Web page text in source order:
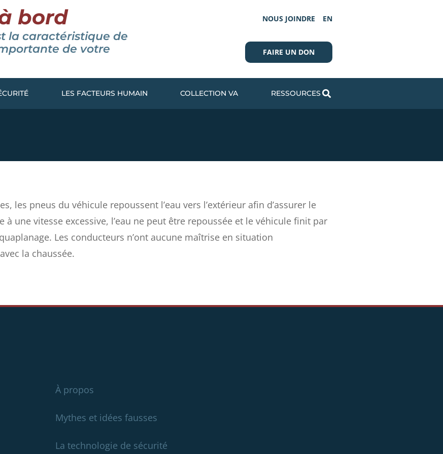
bord
la caractéristique de
de votre
NOUS JOINDRE EN
FAIRE UN DON
LES FACTEURS HUMAIN COLLECTION VA RESSOURCES
les pneus du véhicule repoussent l’eau vers l’extérieur afin d’assurer le
une vitesse excessive, l’eau ne peut être repoussée et le véhicule finit par
Les conducteurs n’ont aucune maîtrise en situation
la chaussée.
À propos
Mythes et idées fausses
La technologie de sécurité